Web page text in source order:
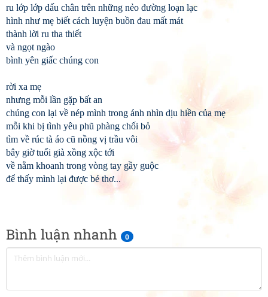
Bình luận nhanh 0
ru lớp lớp dấu chân trên những nẻo đường loạn lạc
hình như mẹ biết cách luyện buồn đau mất mát
thành lời ru tha thiết
và ngọt ngào
bình yên giấc chúng con
rời xa mẹ
nhưng mỗi lần gặp bất an
chúng con lại về nép mình trong ánh nhìn dịu hiền của mẹ
mỗi khi bị tình yêu phũ phàng chối bỏ
tìm về rúc tà áo cũ nồng vị trầu vôi
bây giờ tuổi già xồng xộc tới
về nằm khoanh trong vòng tay gầy guộc
để thấy mình lại được bé thơ...